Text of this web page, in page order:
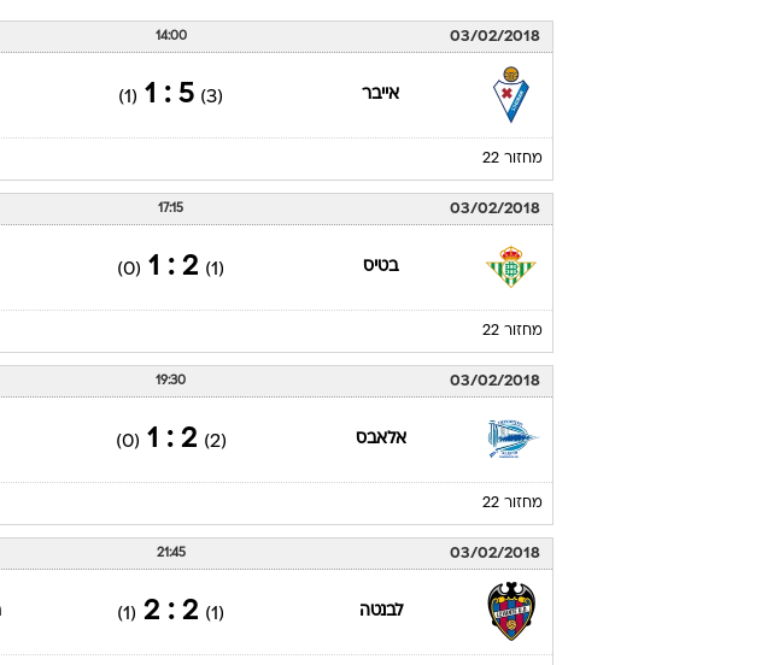
03/02/2018
14:00
אייבר (3)
5 : 1
(1)
מחזור 22
03/02/2018
17:15
בטיס (1)
2 : 1
(0)
מחזור 22
03/02/2018
19:30
אלאבס (2)
2 : 1
(0)
מחזור 22
03/02/2018
21:45
לבנטה (1)
2 : 2
(1)